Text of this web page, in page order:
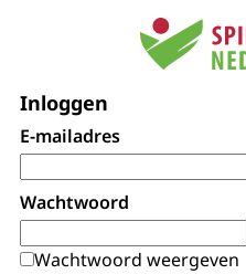
Inloggen
E-mailadres
Wachtwoord
Wachtwoord weergeven